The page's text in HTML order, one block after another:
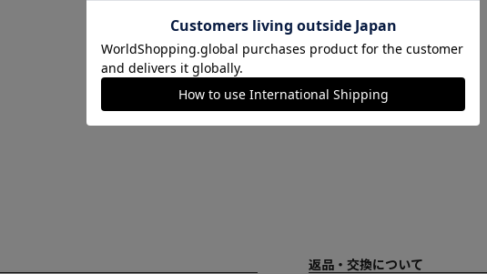
返品・交換について